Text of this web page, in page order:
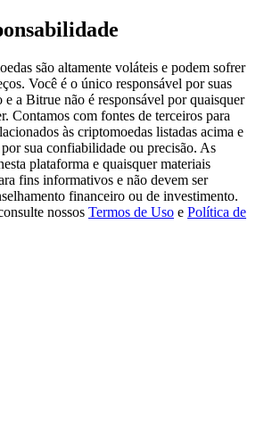
Users
Win 500,000 USDT
Carnival
· 33,333 USDT Bonus
são altamente voláteis e podem sofrer
Você é o único responsável por suas
e a Bitrue não é responsável por quaisquer
Contamos com fontes de terceiros para
às criptomoedas listadas acima e
sua confiabilidade ou precisão. As
plataforma e quaisquer materiais
fins informativos e não devem ser
financeiro ou de investimento.
nossos Termos de Uso e Política de